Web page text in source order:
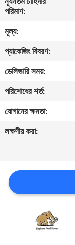
নিয়ন্ত্রণ
যোগাযোগ
করুন
সাইট
PRIVACY
পরিমাণ:
মূল্য:
প্যাকেজিং বিবরণ:
ডেলিভারি সময়:
পরিশোধের শর্ত:
যোগানের ক্ষমতা:
লক্ষণীয় করা: